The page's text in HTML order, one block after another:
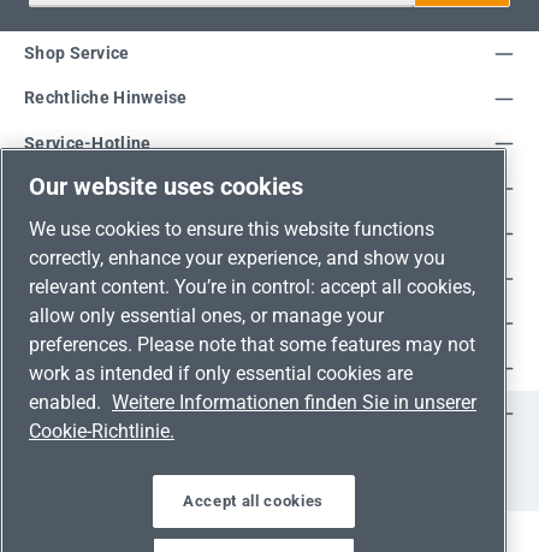
Service-Hotline
Shop Service
Rechtliche Hinweise
Unsere Vorteile
Versandarten
Zahlungsarten
Adresse
Umweltschutz & Partnerschaft
Jetzt auf Social Media folgen!
FacebookInstagramYouTubeLinkedIn
Our website uses cookies
We use cookies to ensure this website functions
correctly, enhance your experience, and show you
relevant content. You’re in control: accept all cookies,
allow only essential ones, or manage your
preferences. Please note that some features may not
work as intended if only essential cookies are
enabled. Weitere Informationen finden Sie in unserer
Cookie-Richtlinie.
Accept all cookies